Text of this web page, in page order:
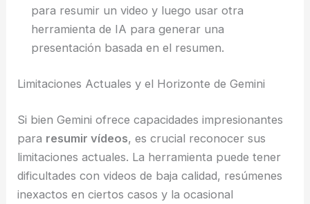
para resumir un video y luego usar otra
herramienta de IA para generar una
presentación basada en el resumen.
Limitaciones Actuales y el Horizonte de Gemini
Si bien Gemini ofrece capacidades impresionantes
para resumir vídeos, es crucial reconocer sus
limitaciones actuales. La herramienta puede tener
dificultades con videos de baja calidad, resúmenes
inexactos en ciertos casos y la ocasional